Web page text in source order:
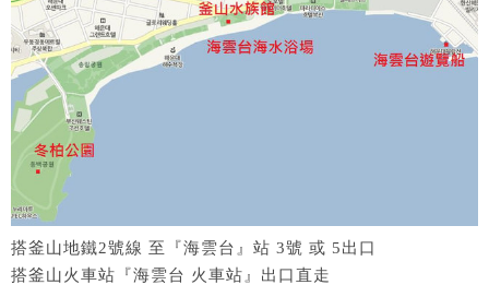
搭釜山地鐵2號線 至『海雲台』站 3號 或 5出口
搭釜山火車站『海雲台 火車站』出口直走